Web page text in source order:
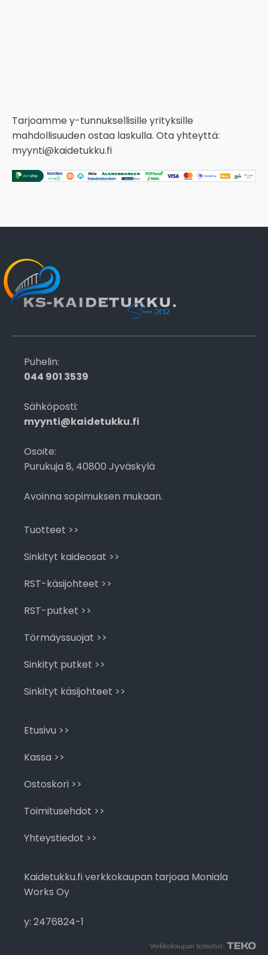
Tarjoamme y-tunnuksellisille yrityksille
mahdollisuuden ostaa laskulla. Ota yhteyttä:
myynti@kaidetukku.fi
Puhelin:
044 901 3539
Sähköposti:
myynti@kaidetukku.fi
Osoite:
Purukuja 8, 40800 Jyväskylä
Avoinna sopimuksen mukaan.
Tuotteet >>
Sinkityt kaideosat >>
RST-käsijohteet >>
RST-putket >>
Törmäyssuojat >>
Sinkityt putket >>
Sinkityt käsijohteet >>
Etusivu >>
Kassa >>
Ostoskori >>
Toimitusehdot >>
Yhteystiedot >>
Kaidetukku.fi verkkokaupan tarjoaa Moniala
Works Oy
y: 2476824-1
Verkkokaupan toteutus: